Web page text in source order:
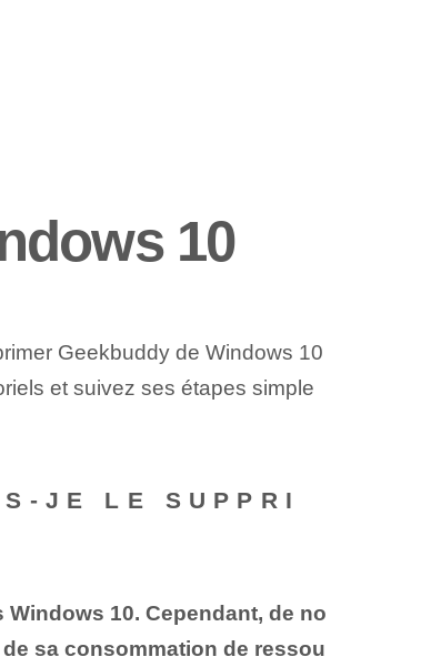
10
Geekbuddy de Windows 10
et suivez ses étapes simple
JE LE SUPPRI
10. Cependant, de no
sa consommation de ressou